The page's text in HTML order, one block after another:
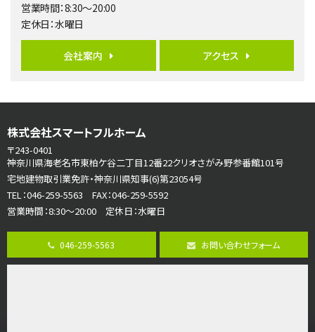
第6位
4ＳＬＤＫ
海老名駅
さがみ野駅
歩17分
ご家族が集まるLDKは１７．５帖とゆとりある広さ…
第8位
3,598万円
4ＬＤＫ
長後駅
営業時間：8:30～20:00
定休日：水曜日
会社案内 アクセス
株式会社スマートフルホーム
〒243-0401
神奈川県海老名市東柏ケ谷二丁目12番22クリオさがみ野参番館101号
宅地建物取引業免許・神奈川県知事(6)第23054号
TEL：046-259-5563 FAX：046-259-5592
営業時間：8:30～20:00 定休日：水曜日
046-259-5563 お問い合わせフォーム